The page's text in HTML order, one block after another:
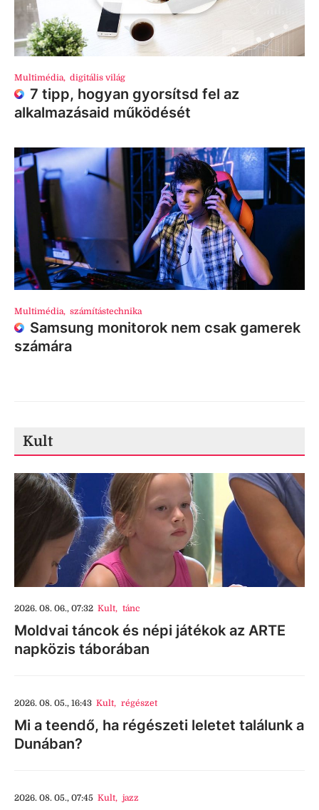
Multimédia, digitális világ
7 tipp, hogyan gyorsítsd fel az
alkalmazásaid működését
Multimédia, számítástechnika
Samsung monitorok nem csak gamerek
számára
Kult
2026. 08. 06., 07:32 Kult, tánc
Moldvai táncok és népi játékok az ARTE
napközis táborában
2026. 08. 05., 16:43 Kult, régészet
Mi a teendő, ha régészeti leletet találunk a
Dunában?
2026. 08. 05., 07:45 Kult, jazz